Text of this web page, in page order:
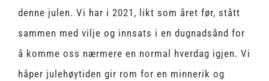
denne julen. Vi har i 2021, likt som året før, stått
sammen med vilje og innsats i en dugnadsånd for
å komme oss nærmere en normal hverdag igjen. Vi
håper julehøytiden gir rom for en minnerik og